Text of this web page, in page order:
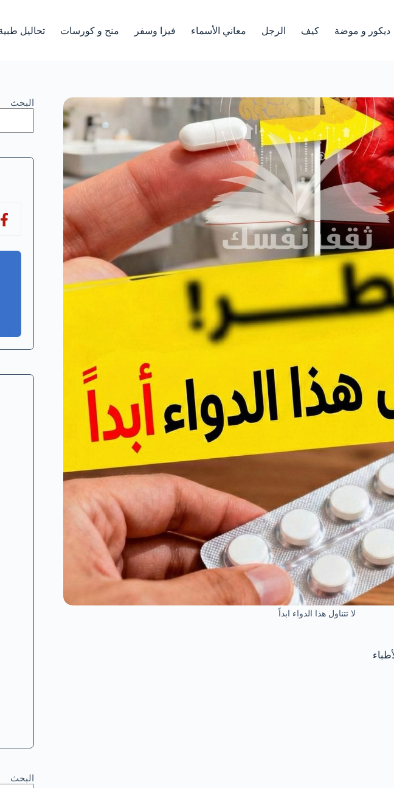
ديكور و موضة كيف الرجل معاني الأسماء فيزا وسفر منح و كورسات تحاليل
لا تتناول هذا الدواء ابداً
البحث
البحث